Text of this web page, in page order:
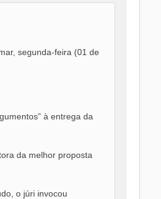
segunda-feira (01 de
à entrega da
da melhor proposta
o júri invocou